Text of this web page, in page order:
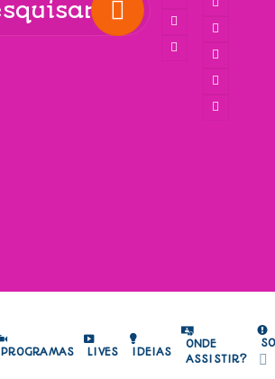
PROGRAMAS LIVES IDEIAS
ONDE
ASSISTIR?